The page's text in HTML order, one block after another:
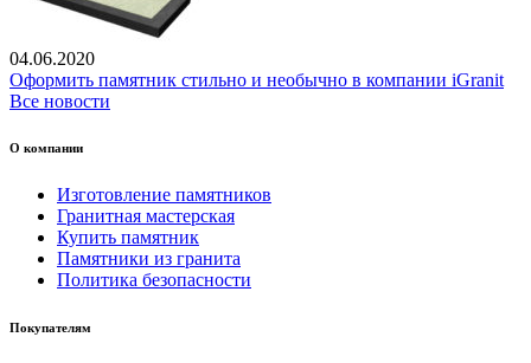
04.06.2020
Оформить памятник стильно и необычно в компании iGranit
Все новости
О компании
Изготовление памятников
Гранитная мастерская
Купить памятник
Памятники из гранита
Политика безопасности
Покупателям